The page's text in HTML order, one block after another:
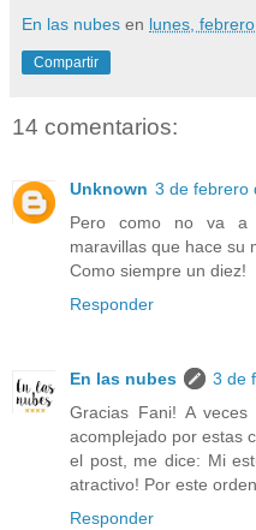
En las nubes en lunes,
Compartir
14 comentarios:
Unknown 3 de febrero
Pero como no va a
maravillas que hace su
Como siempre un diez!
Responder
En las nubes
3 de
Gracias Fani! A
acomplejado por estas
el post, me dice: Mi
atractivo! Por este
Responder